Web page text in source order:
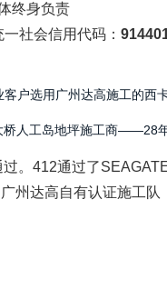
终身负责
一社会信用代码：
户选用广州达高施工的
人工岛地坪施工商——28年
412通过了
州达高自有认证施工队